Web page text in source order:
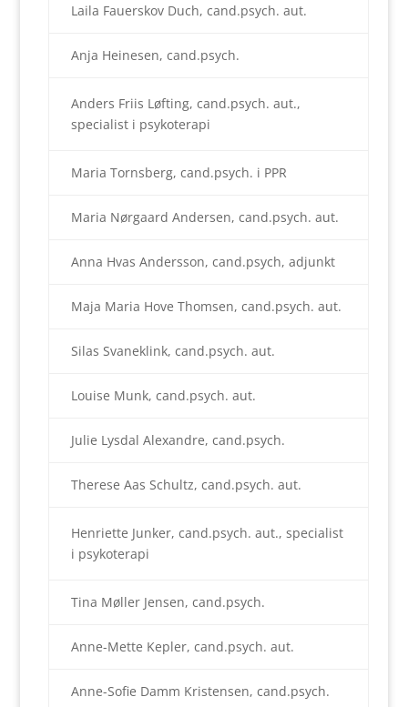
Laila Fauerskov Duch, cand.psych. aut.
Anja Heinesen, cand.psych.
Anders Friis Løfting, cand.psych. aut.,
specialist i psykoterapi
Maria Tornsberg, cand.psych. i PPR
Maria Nørgaard Andersen, cand.psych. aut.
Anna Hvas Andersson, cand.psych, adjunkt
Maja Maria Hove Thomsen, cand.psych. aut.
Silas Svaneklink, cand.psych. aut.
Louise Munk, cand.psych. aut.
Julie Lysdal Alexandre, cand.psych.
Therese Aas Schultz, cand.psych. aut.
Henriette Junker, cand.psych. aut., specialist
i psykoterapi
Tina Møller Jensen, cand.psych.
Anne-Mette Kepler, cand.psych. aut.
Anne-Sofie Damm Kristensen, cand.psych.